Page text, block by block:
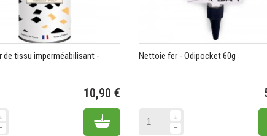
de tissu imperméabilisant -
10,90 €
Add to cart
Nettoie fer - Odipocket 60g